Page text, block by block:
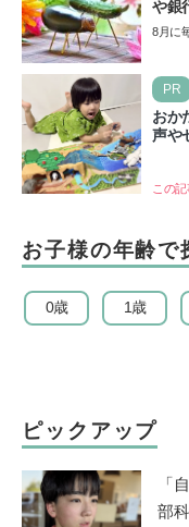
や銀
8月に
PR
おか
声や
この
お子様の年齢で
0歳 1歳
ピックアップ
「
部